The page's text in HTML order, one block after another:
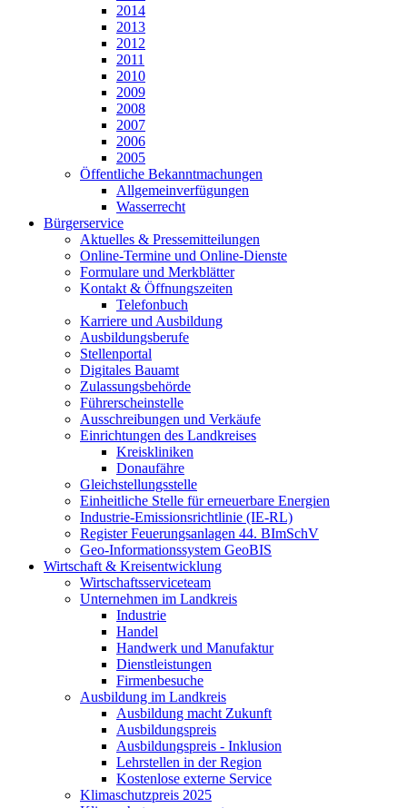
2014
2013
2012
2011
2010
2009
2008
2007
2006
2005
Öffentliche Bekanntmachungen
Allgemeinverfügungen
Wasserrecht
Bürgerservice
Aktuelles & Pressemitteilungen
Online-Termine und Online-Dienste
Formulare und Merkblätter
Kontakt & Öffnungszeiten
Telefonbuch
Karriere und Ausbildung
Ausbildungsberufe
Stellenportal
Digitales Bauamt
Zulassungsbehörde
Führerscheinstelle
Ausschreibungen und Verkäufe
Einrichtungen des Landkreises
Kreiskliniken
Donaufähre
Gleichstellungsstelle
Einheitliche Stelle für erneuerbare Energien
Industrie-Emissionsrichtlinie (IE-RL)
Register Feuerungsanlagen 44. BImSchV
Geo-Informationssystem GeoBIS
Wirtschaft & Kreisentwicklung
Wirtschaftsserviceteam
Unternehmen im Landkreis
Industrie
Handel
Handwerk und Manufaktur
Dienstleistungen
Firmenbesuche
Ausbildung im Landkreis
Ausbildung macht Zukunft
Ausbildungspreis
Ausbildungspreis - Inklusion
Lehrstellen in der Region
Kostenlose externe Service
Klimaschutzpreis 2025